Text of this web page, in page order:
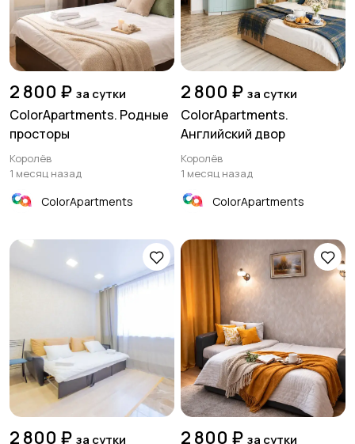
2 800 ₽ за сутки
ColorApartments. Родные
просторы
Королёв
1 месяц назад
ColorApartments
2 800 ₽ за сутки
ColorApartments.
Английский двор
Королёв
1 месяц назад
ColorApartments
2 800 ₽ за сутки 2 800 ₽ за сутки